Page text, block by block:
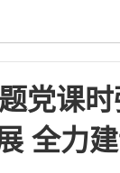
党课
全力